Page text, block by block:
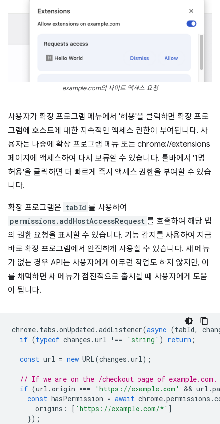
example.com의 사이트 액세스 요청
사용자가 확장 프로그램 메뉴에서 '허용'을 클릭하면 확장 프로
그램에 호스트에 대한 지속적인 액세스 권한이 부여됩니다. 사
용자는 나중에 확장 프로그램 메뉴 또는 chrome://extensions
페이지에 액세스하여 다시 보류할 수 있습니다. 툴바에서 '1명
허용'을 클릭하면 더 빠르게 즉시 액세스 권한을 부여할 수 있습
니다.
확장 프로그램은 tabId 를 사용하여
permissions.addHostAccessRequest 를 호출하여 해당 탭
의 권한 요청을 표시할 수 있습니다. 기능 감지를 사용하여 지금
바로 확장 프로그램에서 안전하게 사용할 수 있습니다. 새 메뉴
가 없는 경우 API는 사용자에게 아무런 작업도 하지 않지만, 이
를 채택하면 새 메뉴가 점진적으로 출시될 때 사용자에게 도움
이 됩니다.
chrome. tabs .onUpdated .addListener(async (tabId,
if (typeof changes .url !== 'string' ) return ;
const url = new URL(changes .url);
// If we are on the /checkout page of example.com.
if (url .origin === 'https://example.com' && url .
const hasPermission = await chrome.permissions .
origins : [ 'https://example.com/*' ]
});